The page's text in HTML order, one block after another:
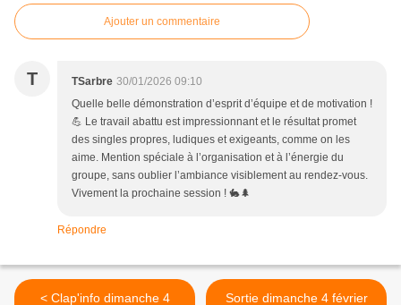
Ajouter un commentaire
T TSarbre 30/01/2026 09:10
Quelle belle démonstration d’esprit d’équipe et de motivation !
💪 Le travail abattu est impressionnant et le résultat promet
des singles propres, ludiques et exigeants, comme on les
aime. Mention spéciale à l’organisation et à l’énergie du
groupe, sans oublier l’ambiance visiblement au rendez-vous.
Vivement la prochaine session ! 🐇🌲
Répondre
< Clap'info dimanche 4
Sortie dimanche 4 février